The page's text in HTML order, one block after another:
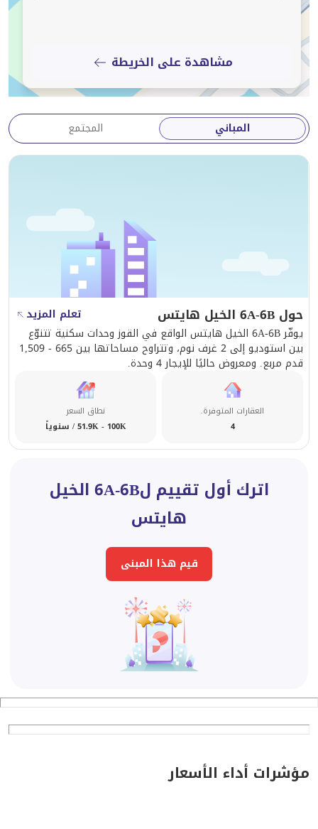
- سهولة الوصول إلى طريق الخيل وشارع الشيخ زايد
- قريب من المدارس والسوبر ماركت والمطاعم والمحلات
- دقائق من شارع السركال، مركز دبي الشهير للفنون
والثقافة
- برج العرب – 18 دقيقة
توفر هذه الشقة الاستثنائية التوازن المثالي بين الراحة
والراحة ونمط الحياة في واحدة من أكثر المجتمعات
ديناميكية وطلبًا في دبي.
لمزيد من المعلومات أو لترتيب زيارة، اتصل بمنطقة بحيرة
مشاهدة على الخريطة
المباني المجتمع
حول 6A-6B الخيل هايتس
تعلم المزيد
يوفّر 6A-6B الخيل هايتس الواقع في القوز وحدات سكنية تتنوّع
بين استوديو إلى 2 غرف نوم، وتتراوح مساحاتها بين 665 - 1,509
قدم مربع. ومعروض حاليًا للإيجار 4 وحدة.
العقارات المتوفرة.
4
نطاق السعر
51.9K - 100K / سنوياً
اترك أول تقييم ل6A-6B الخيل
هايتس
قيم هذا المبنى
مؤشرات أداء الأسعار